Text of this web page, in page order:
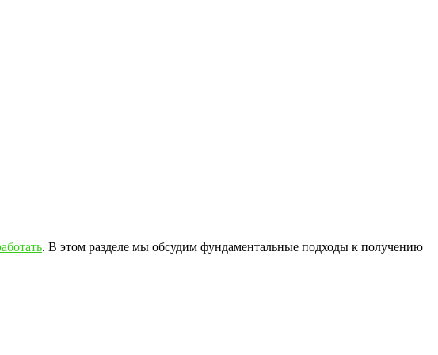
. В этом разделе мы обсудим фундаментальные подходы к получению